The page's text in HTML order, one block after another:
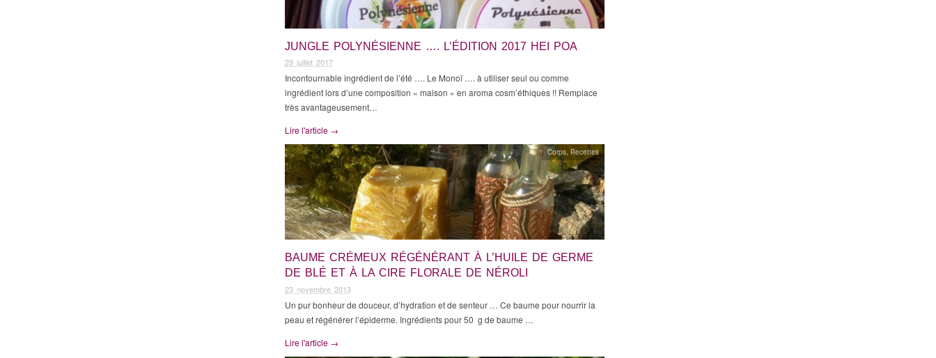
JUNGLE POLYNÉSIENNE …. L’ÉDITION 2017 HEI POA
29 juillet 2017
Incontournable ingrédient de l’été …. Le Monoï …. à utiliser seul ou comme
ingrédient lors d’une composition « maison » en aroma cosm’éthiques !! Remplace
très avantageusement…
Lire l'article →
BAUME CRÉMEUX RÉGÉNÉRANT À L’HUILE DE GERME
DE BLÉ ET À LA CIRE FLORALE DE NÉROLI
23 novembre 2013
Corps,Recettes
Un pur bonheur de douceur, d’hydration et de senteur … Ce baume pour nourrir la
peau et régénérer l’épiderme. Ingrédients pour 50 g de baume …
Lire l'article →